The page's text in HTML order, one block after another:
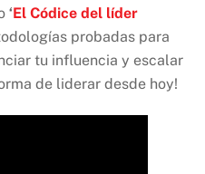
‘El Códice del líder
probadas para
tu influencia y escalar
de liderar desde hoy!